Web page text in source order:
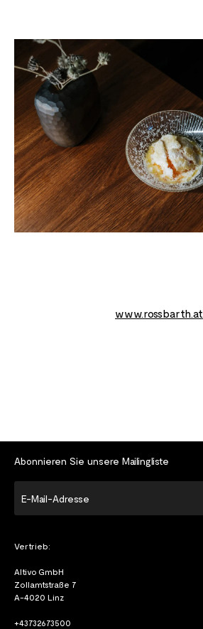
www.rossbarth.at
Abonnieren Sie unsere Mailingliste
E-
Mail-
Vertrieb:
Altivo GmbH
Zollamtstraße 7
A-4020 Linz
+43732673500